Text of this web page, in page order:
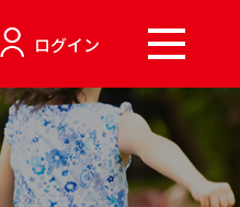
ログイン